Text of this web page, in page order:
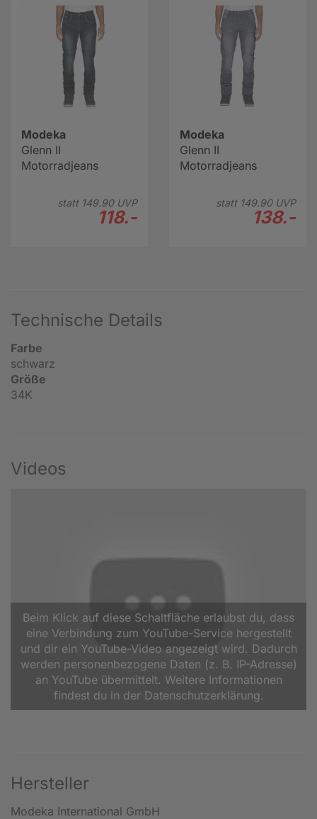
Modeka
Glenn II
Motorradjeans
statt 149.90UVP
118.-
Modeka
Glenn II
Motorradjeans
statt 149.90UVP
138.-
Technische Details
Farbe
schwarz
Größe
34K
Videos
Beim Klick auf diese Schaltfläche erlaubst du, dass
eine Verbindung zum YouTube-Service hergestellt
und dir ein YouTube-Video angezeigt wird. Dadurch
werden personenbezogene Daten (z. B. IP-Adresse)
an YouTube übermittelt. Weitere Informationen
findest du in der Datenschutzerklärung.
Hersteller
Modeka International GmbH